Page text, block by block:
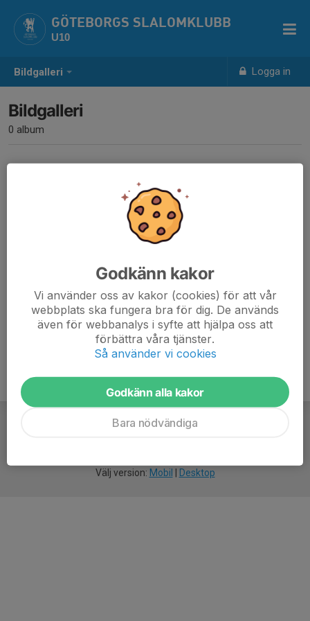
Bildgalleri Logga in
GÖTEBORGS SLALOMKLUBB
U10
Bildgalleri
0 album
Inga album skapade
Välj version: Mobil Desktop
Godkänn kakor
Vi använder oss av kakor (cookies) för att vår
webbplats ska fungera bra för dig. De används
även för webbanalys i syfte att hjälpa oss att
förbättra våra tjänster.
Så använder vi cookies
Godkänn alla kakor
Bara nödvändiga